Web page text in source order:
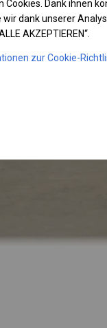
Cookies. Dank ihnen
dank unserer
AKZEPTIEREN“.
zur Cookie-